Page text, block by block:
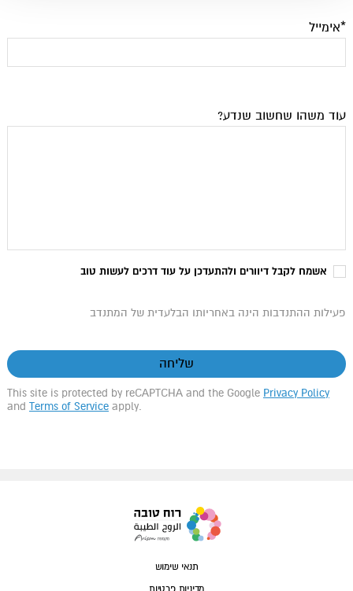
*אימייל
עוד משהו שחשוב שנדע?
אשמח לקבל דיוורים ולהתעדכן על עוד דרכים לעשות טוב
פעילות ההתנדבות הינה באחריותו הבלעדית של המתנדב
שליחה
This site is protected by reCAPTCHA and the Google Privacy Policy
and Terms of Service apply.
תנאי שימוש